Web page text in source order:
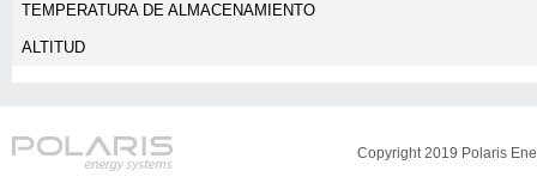
TEMPERATURA DE ALMACENAMIENTO
ALTITUD
Copyright 2019 Polaris